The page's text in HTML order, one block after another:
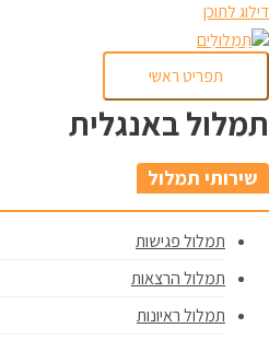
דילוג לתוכן
תפריט ראשי
תמלול באנגלית
שירותי תמלול
תמלול פגישות
תמלול הרצאות
תמלול ראיונות